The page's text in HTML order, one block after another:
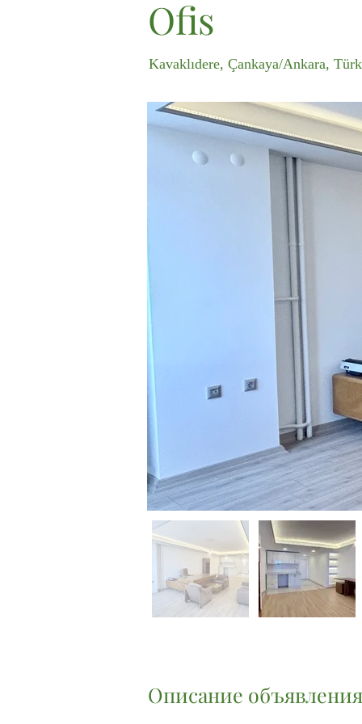
Ofis
Kavaklıdere, Çankaya/Ankara,
Описание объявления